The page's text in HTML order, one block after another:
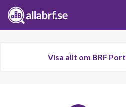
Visa allt om BRF